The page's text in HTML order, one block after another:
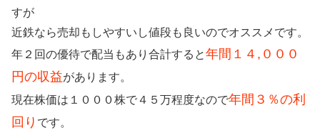
すが
近鉄なら売却もしやすいし値段も良いのでオススメです。
年２回の優待で配当もあり合計すると年間１４,０００
円の収益があります。
現在株価は１０００株で４５万程度なので年間３％の利
回り です。